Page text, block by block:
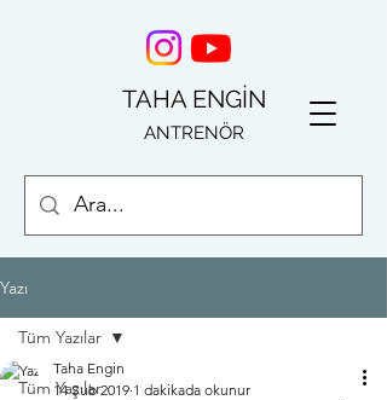
TAHA ENGİN
ANTRENÖR
Yazı
Tüm Yazılar
Tüm Yazılar
Taha Engin
14 Şub 2019 1 dakikada okunur